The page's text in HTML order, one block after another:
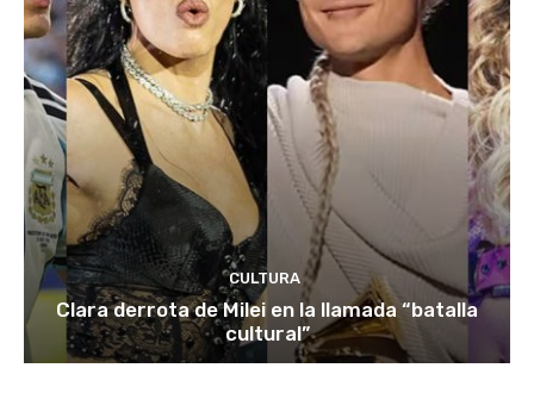
CULTURA
Clara derrota de Milei en la llamada “batalla
cultural”